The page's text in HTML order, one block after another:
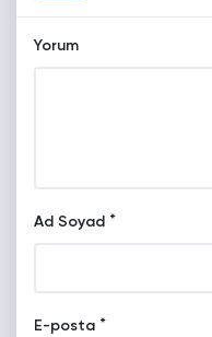
Yorum
Ad Soyad *
E-posta *